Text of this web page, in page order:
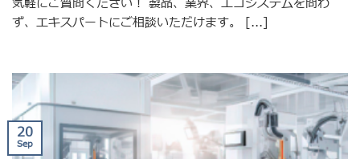
ず、エキスパートにご相談いただけます。 [...]
20
Sep